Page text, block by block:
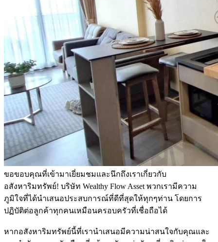
ขอขอบคุณที่เข้ามาเยี่ยมชมและนึกถึงเราเกี่ยวกับ
อสังหาริมทรัพย์! บริษัท Wealthy Flow Asset พวกเรามีความ
ภูมิใจที่ได้นำเสนอประสบการณ์ที่ดีที่สุดให้ทุกๆท่าน โดยการ
ปฏิบัติต่อลูกค้าทุกคนเหมือนครอบครัวที่เชื่อถือได้
หากอสังหาริมทรัพย์นี้ที่เรานำเสนอมีความน่าสนใจกับคุณและ